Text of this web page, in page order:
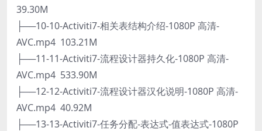
39.30M
├──10-10-Activiti7-相关表结构介绍-1080P 高清-
AVC.mp4 103.21M
├──11-11-Activiti7-流程设计器持久化-1080P 高清-
AVC.mp4 533.90M
├──12-12-Activiti7-流程设计器汉化说明-1080P 高清-
AVC.mp4 40.92M
├──13-13-Activiti7-任务分配-表达式-值表达式-1080P